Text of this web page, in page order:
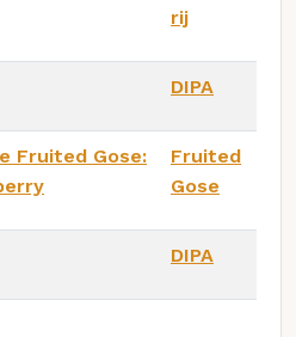
rij
DIPA
Fruited Gose:
Fruited
Gose
DIPA